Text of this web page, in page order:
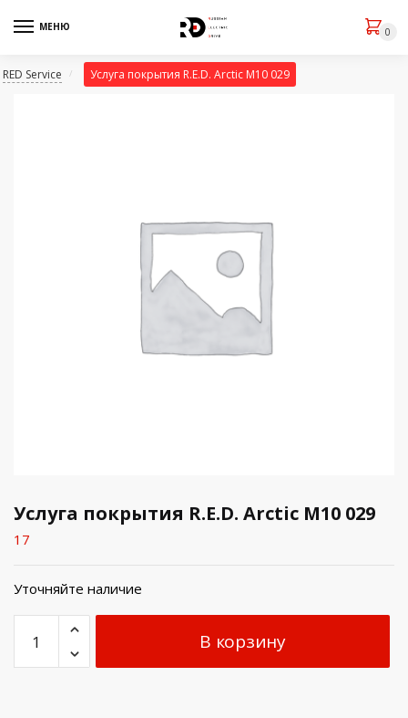
МЕНЮ 0
RED Service / Услуга покрытия R.E.D. Arctic M10 029
Услуга покрытия R.E.D. Arctic M10 029
17
Уточняйте наличие
В корзину